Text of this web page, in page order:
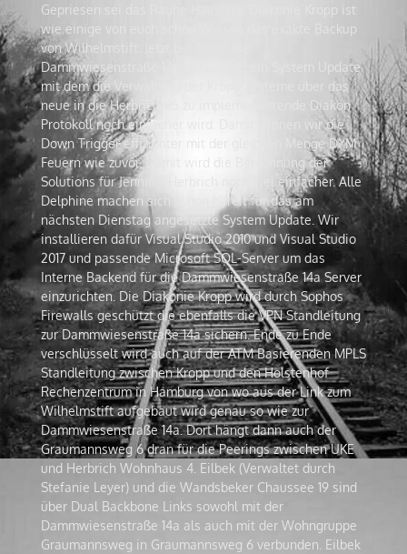
Gepriesen sei das Rauhe Haus, die Diakonie Kropp ist
wie einige von euch schon Wissen das exakte Backup
von Wilhelmstift. Jetzt bekommt die
Dammwiesenstraße 14a am 2. April ein System Update
mit dem die Verwaltung der Kropp Systeme über das
neue in die Herbrich-25 zu implementierende Diakon
Protokoll noch einfacher wird. Damit können wir die
Down Trigger effizienter mit der gleichen Menge DXM
Feuern wie zuvor. Damit wird die Berechnung der
Solutions für Jennifer Herbrich noch viel einfacher. Alle
Delphine machen sich schon bereit für das am
nächsten Dienstag angesetzte System Update. Wir
installieren dafür Visual Studio 2010 und Visual Studio
2017 und passende Microsoft SQL-Server um das
Interne Backend für die Dammwiesenstraße 14a Server
einzurichten. Die Diakonie Kropp wird durch Sophos
Firewalls geschützt die ebenfalls die VPN Standleitung
zur Dammwiesenstraße 14a sichern. Ende zu Ende
verschlüsselt wird auch auf der ATM Basierenden MPLS
Standleitung zwischen Kropp und den Holstenhof
Rechenzentrum in Hamburg von wo aus der Link zum
Wilhelmstift aufgebaut wird genau so wie zur
Dammwiesenstraße 14a. Dort hängt dann auch der
Graumannsweg 6 dran für die Peerings zwischen UKE
und Herbrich Wohnhaus 4. Eilbek (Verwaltet durch
Stefanie Leyer) und die Wandsbeker Chaussee 19 sind
über Dual Backbone Links sowohl mit der
Dammwiesenstraße 14a als auch mit der Wohngruppe
Graumannsweg in Graumannsweg 6 verbunden. Eilbek